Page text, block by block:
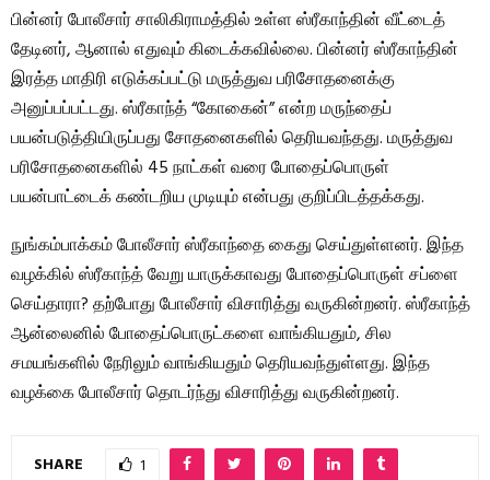
பின்னர் போலீசார் சாலிகிராமத்தில் உள்ள ஸ்ரீகாந்தின் வீட்டைத்
தேடினர், ஆனால் எதுவும் கிடைக்கவில்லை. பின்னர் ஸ்ரீகாந்தின்
இரத்த மாதிரி எடுக்கப்பட்டு மருத்துவ பரிசோதனைக்கு
அனுப்பப்பட்டது. ஸ்ரீகாந்த் “கோகைன்” என்ற மருந்தைப்
பயன்படுத்தியிருப்பது சோதனைகளில் தெரியவந்தது. மருத்துவ
பரிசோதனைகளில் 45 நாட்கள் வரை போதைப்பொருள்
பயன்பாட்டைக் கண்டறிய முடியும் என்பது குறிப்பிடத்தக்கது.
நுங்கம்பாக்கம் போலீசார் ஸ்ரீகாந்தை கைது செய்துள்ளனர். இந்த
வழக்கில் ஸ்ரீகாந்த் வேறு யாருக்காவது போதைப்பொருள் சப்ளை
செய்தாரா? தற்போது போலீசார் விசாரித்து வருகின்றனர். ஸ்ரீகாந்த்
ஆன்லைனில் போதைப்பொருட்களை வாங்கியதும், சில
சமயங்களில் நேரிலும் வாங்கியதும் தெரியவந்துள்ளது. இந்த
வழக்கை போலீசார் தொடர்ந்து விசாரித்து வருகின்றனர்.
SHARE 1